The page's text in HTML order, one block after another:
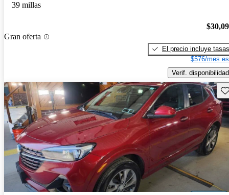
39 millas
Gran oferta
El precio incluye tasas
$576/mes
Verif. disponibilidad